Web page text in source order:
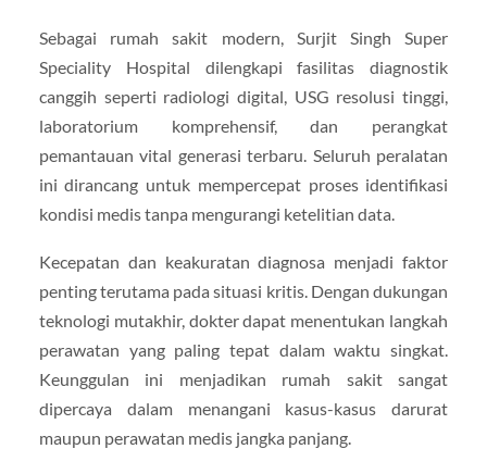
Sebagai rumah sakit modern, Surjit Singh Super
Speciality Hospital dilengkapi fasilitas diagnostik
canggih seperti radiologi digital, USG resolusi tinggi,
laboratorium komprehensif, dan perangkat
pemantauan vital generasi terbaru. Seluruh peralatan
ini dirancang untuk mempercepat proses identifikasi
kondisi medis tanpa mengurangi ketelitian data.
Kecepatan dan keakuratan diagnosa menjadi faktor
penting terutama pada situasi kritis. Dengan dukungan
teknologi mutakhir, dokter dapat menentukan langkah
perawatan yang paling tepat dalam waktu singkat.
Keunggulan ini menjadikan rumah sakit sangat
dipercaya dalam menangani kasus-kasus darurat
maupun perawatan medis jangka panjang.